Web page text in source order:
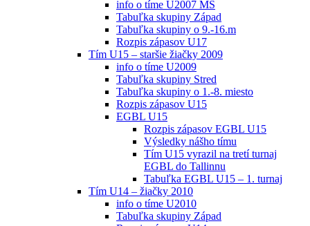
info o tíme U2007 MS
Tabuľka skupiny Západ
Tabuľka skupiny o 9.-16.m
Rozpis zápasov U17
Tím U15 – staršie žiačky 2009
info o tíme U2009
Tabuľka skupiny Stred
Tabuľka skupiny o 1.-8. miesto
Rozpis zápasov U15
EGBL U15
Rozpis zápasov EGBL U15
Výsledky nášho tímu
Tím U15 vyrazil na tretí turnaj
EGBL do Tallinnu
Tabuľka EGBL U15 – 1. turnaj
Tím U14 – žiačky 2010
info o tíme U2010
Tabuľka skupiny Západ